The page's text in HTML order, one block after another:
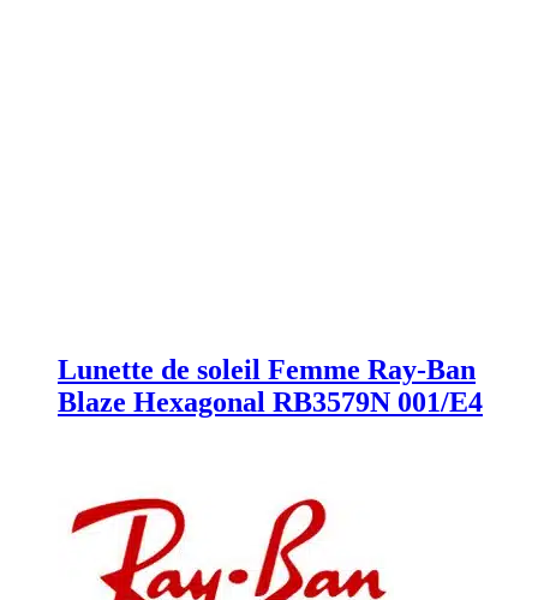
Lunette de soleil Femme Ray-Ban
Blaze Hexagonal RB3579N 001/E4